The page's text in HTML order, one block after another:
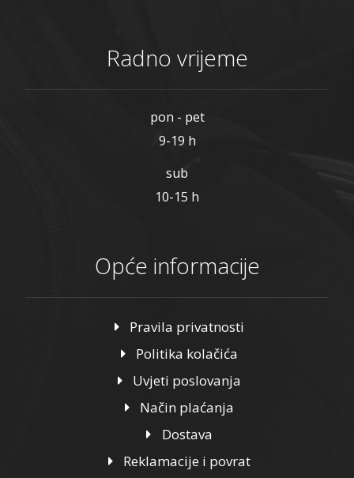
Radno vrijeme
pon - pet
9-19 h
sub
10-15 h
Opće informacije
Pravila privatnosti
Politika kolačića
Uvjeti poslovanja
Način plaćanja
Dostava
Reklamacije i povrat